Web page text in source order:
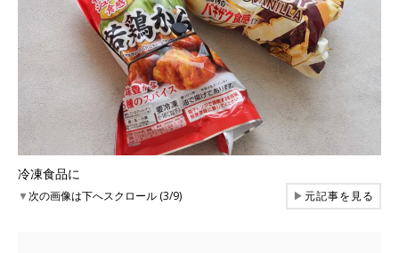
冷凍食品に
▼次の画像は下へスクロール (3/9) ▶元記事を見る